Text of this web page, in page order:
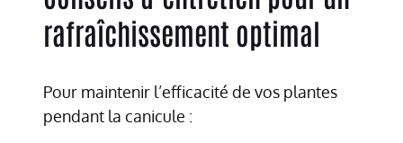
rafraîchissement optimal
Pour maintenir l’efficacité de vos plantes
pendant la canicule :